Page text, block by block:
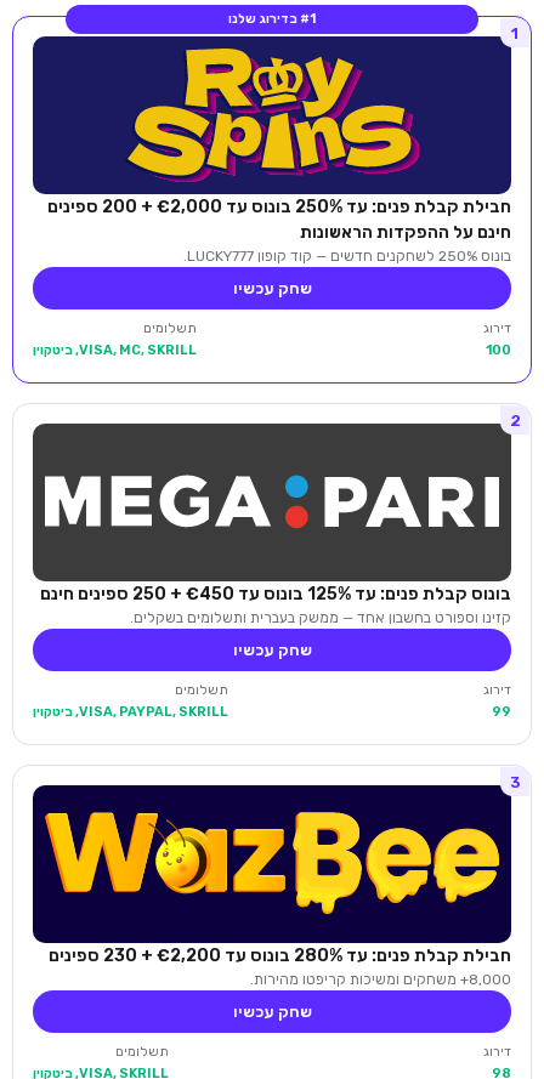
#1 בדירוג שלנו
1
חבילת קבלת פנים: עד 250% בונוס עד €2,000 + 200 ספינים
חינם על ההפקדות הראשונות
בונוס 250% לשחקנים חדשים — קוד קופון LUCKY777.
שחק עכשיו
דירוג
100
תשלומים
VISA, MC, SKRILL, ביטקוין
2
בונוס קבלת פנים: עד 125% בונוס עד €450 + 250 ספינים חינם
קזינו וספורט בחשבון אחד — ממשק בעברית ותשלומים בשקלים.
שחק עכשיו
דירוג
99
תשלומים
VISA, PAYPAL, SKRILL, ביטקוין
3
חבילת קבלת פנים: עד 280% בונוס עד €2,200 + 230 ספינים
8,000+ משחקים ומשיכות קריפטו מהירות.
שחק עכשיו
דירוג
98
תשלומים
VISA, SKRILL, ביטקוין